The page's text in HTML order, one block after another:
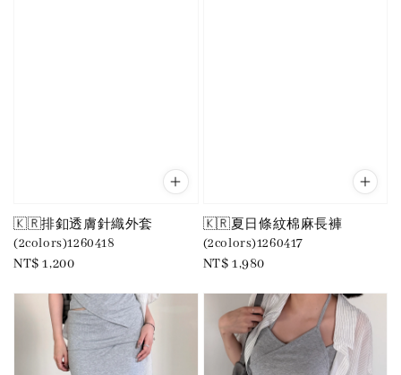
🇰🇷排釦透膚針織外套
(2colors)1260418
Regular
NT$ 1,200
🇰🇷夏日條紋棉麻長褲
(2colors)1260417
Regular
NT$ 1,980